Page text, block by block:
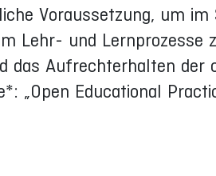
Voraussetzung, um im
Lehr- und Lernprozesse
das Aufrechterhalten der
„Open Educational